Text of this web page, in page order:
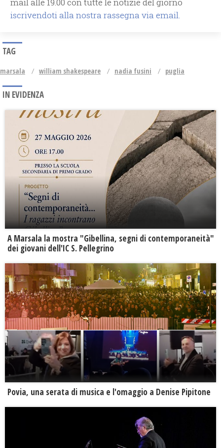
iscrivendoti alla nostra rassegna via email.
TAG
marsala william shakespeare nadia fusini puglia
IN EVIDENZA
A Marsala la mostra "Gibellina, segni di contemporaneità"
dei giovani dell'IC S. Pellegrino
Povia, una serata di musica e l'omaggio a Denise Pipitone